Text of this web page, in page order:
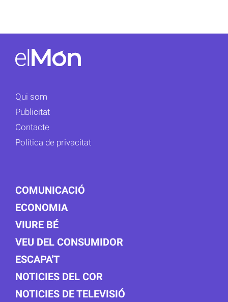
Qui som
Publicitat
Contacte
Política de privacitat
COMUNICACIÓ
ECONOMIA
VIURE BÉ
VEU DEL CONSUMIDOR
ESCAPA'T
NOTICIES DEL COR
NOTICIES DE TELEVISIÓ